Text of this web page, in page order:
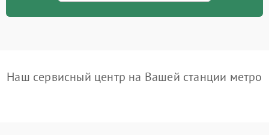
Наш сервисный центр на Вашей станции метро